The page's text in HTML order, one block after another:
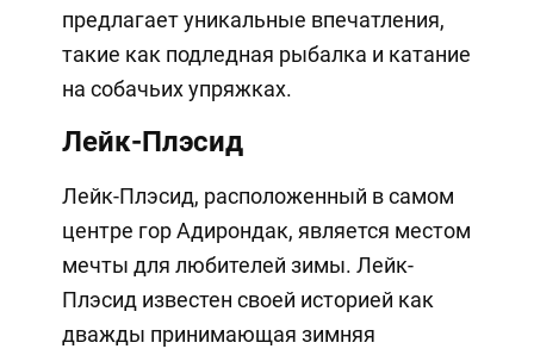
предлагает уникальные впечатления,
такие как подледная рыбалка и катание
на собачьих упряжках.
Лейк-Плэсид
Лейк-Плэсид, расположенный в самом
центре гор Адирондак, является местом
мечты для любителей зимы. Лейк-
Плэсид известен своей историей как
дважды принимающая зимняя